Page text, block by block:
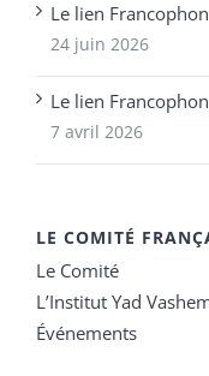
Le lien
24 juin 2026
Le lien
7 avril 2026
LE COMITÉ
Le Comité
L’Institut Yad
Événements